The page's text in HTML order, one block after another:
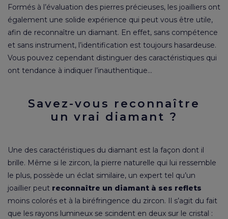
Formés à l’évaluation des pierres précieuses, les joailliers ont
également une solide expérience qui peut vous être utile,
afin de reconnaître un diamant. En effet, sans compétence
et sans instrument, l’identification est toujours hasardeuse.
Vous pouvez cependant distinguer des caractéristiques qui
ont tendance à indiquer l’inauthentique…
Savez-vous reconnaître
un vrai diamant ?
Une des caractéristiques du diamant est la façon dont il
brille. Même si le zircon, la pierre naturelle qui lui ressemble
le plus, possède un éclat similaire, un expert tel qu’un
joaillier peut reconnaître un diamant à ses reflets
moins colorés et à la biréfringence du zircon. Il s’agit du fait
que les rayons lumineux se scindent en deux sur le cristal :